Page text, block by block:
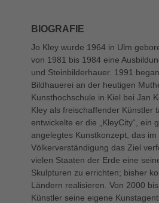
BIOGRAFIE
Jo Kley wurde 1964 in Ulm
von 1981 bis 1984 eine
und Steinbilderhauer. 1991
Bildhauerei an der heutigen
Kunsthochschule in Kiel bei Jan
Kley als freischaffender Künstler
entwickelte er die „KleyCity“, ein
angelegtes Kunstkonzept, das im
Völkerverständigung das Ziel
vielen Staaten der Erde eine
Skulpturen zu errichten; bisher
Ländern realisieren. Von 2000
Künstler seine eigene